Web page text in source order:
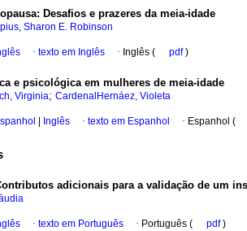
: Desafios e prazeres da meia­‑idade
Sharon E. Robinson
· texto em Inglês · Inglês ( pdf)
e psicológica em mulheres de meia‑idade
Virginia; CardenalHernáez, Violeta
Inglês · texto em Espanhol · Espanhol (
adicionais para a validação de um
· texto em Português · Português ( pdf)